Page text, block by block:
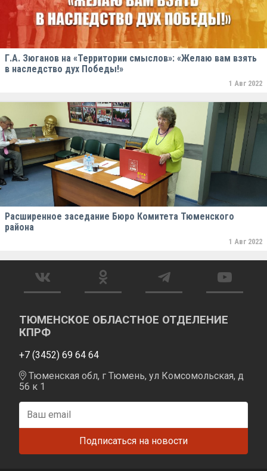
Г.А. Зюганов на «Территории смыслов»: «Желаю вам взять
в наследство дух Победы!»
1 Авг 2022
Расширенное заседание Бюро Комитета Тюменского
района
1 Авг 2022
ТЮМЕНСКОЕ ОБЛАСТНОЕ ОТДЕЛЕНИЕ
КПРФ
+7 (3452) 69 64 64
Тюменская обл, г Тюмень, ул Комсомольская, д
56 к 1